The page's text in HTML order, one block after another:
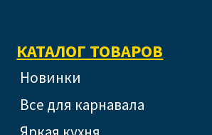
КАТАЛОГ ТОВАРОВ
Новинки
Все для карнавала